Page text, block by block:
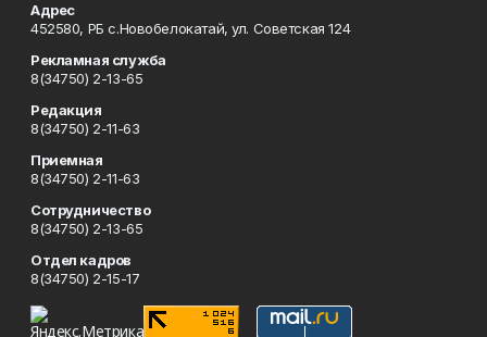
Адрес
452580, РБ с.Новобелокатай, ул. Советская 124
Рекламная служба
8(34750) 2-13-65
Редакция
8(34750) 2-11-63
Приемная
8(34750) 2-11-63
Сотрудничество
8(34750) 2-13-65
Отдел кадров
8(34750) 2-15-17